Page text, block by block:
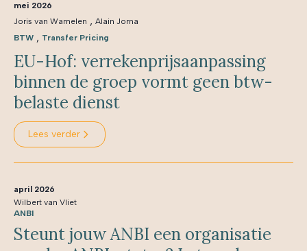
mei 2026
Joris van Wamelen , Alain Jorna
BTW , Transfer Pricing
EU-Hof: verrekenprijsaanpassing
binnen de groep vormt geen btw-
belaste dienst
Lees verder
april 2026
Wilbert van Vliet
ANBI
Steunt jouw ANBI een organisatie